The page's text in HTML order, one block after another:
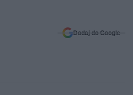
Dodaj do Google